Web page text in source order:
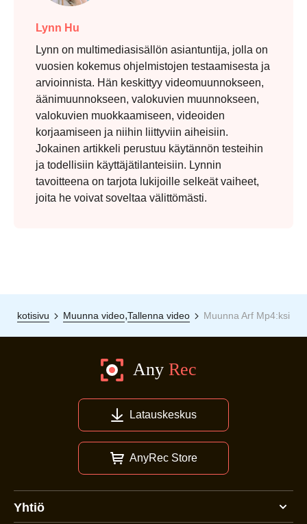
Lynn Hu
Lynn on multimediasisällön asiantuntija, jolla on
vuosien kokemus ohjelmistojen testaamisesta ja
arvioinnista. Hän keskittyy videomuunnokseen,
äänimuunnokseen, valokuvien muunnokseen,
valokuvien muokkaamiseen, videoiden
korjaamiseen ja niihin liittyviin aiheisiin.
Jokainen artikkeli perustuu käytännön testeihin
ja todellisiin käyttäjätilanteisiin. Lynnin
tavoitteena on tarjota lukijoille selkeät vaiheet,
joita he voivat soveltaa välittömästi.
kotisivu Muunna video,Tallenna video Muunna Arf Mp4:ksi
Latauskeskus
AnyRec Store
Yhtiö